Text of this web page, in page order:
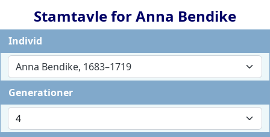
Stamtavle forAnna Bendike
Individ
Anna Bendike, 1683–1719
Generationer